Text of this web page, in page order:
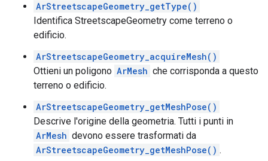
ArStreetscapeGeometry_getType()
Identifica StreetscapeGeometry come terreno o
edificio.
ArStreetscapeGeometry_acquireMesh()
Ottieni un poligono ArMesh che corrisponda a questo
terreno o edificio.
ArStreetscapeGeometry_getMeshPose()
Descrive l'origine della geometria. Tutti i punti in
ArMesh devono essere trasformati da
ArStreetscapeGeometry_getMeshPose() .